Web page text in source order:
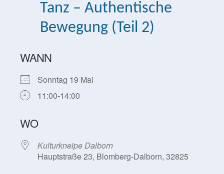
Tanz – Authentische
Bewegung (Teil 2)
WANN
Sonntag 19 Mai
11:00-14:00
WO
Kulturkneipe Dalborn
Hauptstraße 23, Blomberg-Dalborn, 32825